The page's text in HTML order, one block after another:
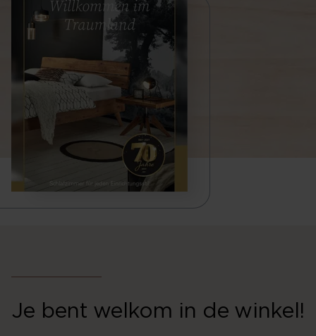
Je bent welkom in de winkel!